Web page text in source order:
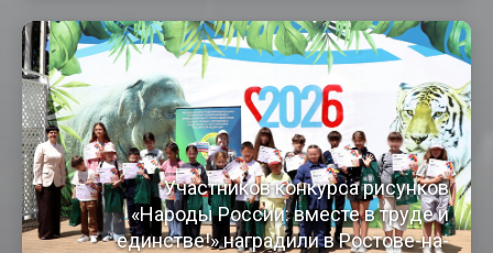
Участников конкурса рисунков
«Народы России: вместе в труде и
единстве!» наградили в Ростове-на-